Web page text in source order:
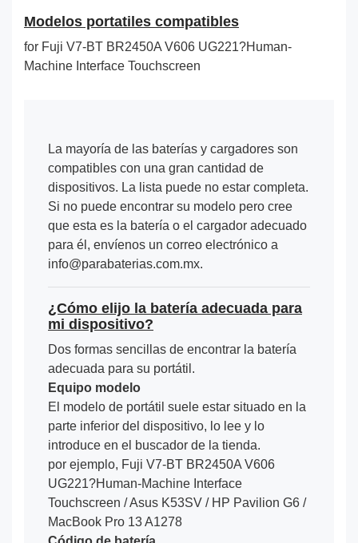
Modelos portatiles compatibles
for Fuji V7-BT BR2450A V606 UG221?Human-
Machine Interface Touchscreen
La mayoría de las baterías y cargadores son
compatibles con una gran cantidad de
dispositivos. La lista puede no estar completa.
Si no puede encontrar su modelo pero cree
que esta es la batería o el cargador adecuado
para él, envíenos un correo electrónico a
info@parabaterias.com.mx.
¿Cómo elijo la batería adecuada para
mi dispositivo?
Dos formas sencillas de encontrar la batería
adecuada para su portátil.
Equipo modelo
El modelo de portátil suele estar situado en la
parte inferior del dispositivo, lo lee y lo
introduce en el buscador de la tienda.
por ejemplo, Fuji V7-BT BR2450A V606
UG221?Human-Machine Interface
Touchscreen / Asus K53SV / HP Pavilion G6 /
MacBook Pro 13 A1278